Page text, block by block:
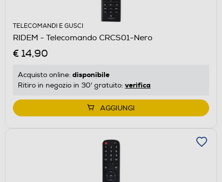
TELECOMANDI E GUSCI
RIDEM - Telecomando CRCS01-Nero
€ 14,90
Acquisto online: disponibile
Ritiro in negozio in 30' gratuito: verifica
AGGIUNGI